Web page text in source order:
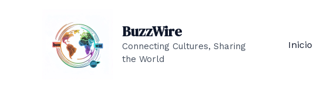
BuzzWire
Connecting Cultures, Sharing
the World
Inicio